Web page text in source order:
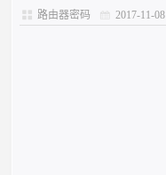
路由器密码 2017-11-08